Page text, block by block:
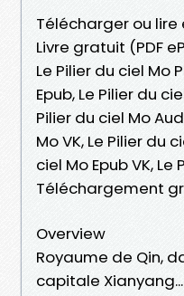
Télécharger ou lire
Livre gratuit (PDF
Le Pilier du ciel Mo
Epub, Le Pilier du
Pilier du ciel Mo
Mo VK, Le Pilier du
ciel Mo Epub VK, Le
Téléchargement
Overview
Royaume de Qin,
capitale